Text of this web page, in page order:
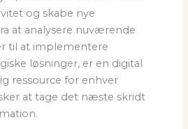
og skabe nye
at analysere nuværende
til at implementere
løsninger, er en digital
ressource for enhver
at tage det næste skridt